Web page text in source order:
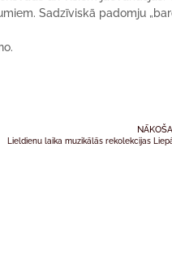
Sadzīviskā padomju
Lieldienu laika muzikālās rekolekcijas